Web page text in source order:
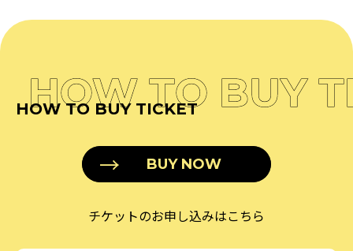
HOW TO BUY
HOW TO BUY TICKET
BUY NOW
チケットのお申し込みはこちら